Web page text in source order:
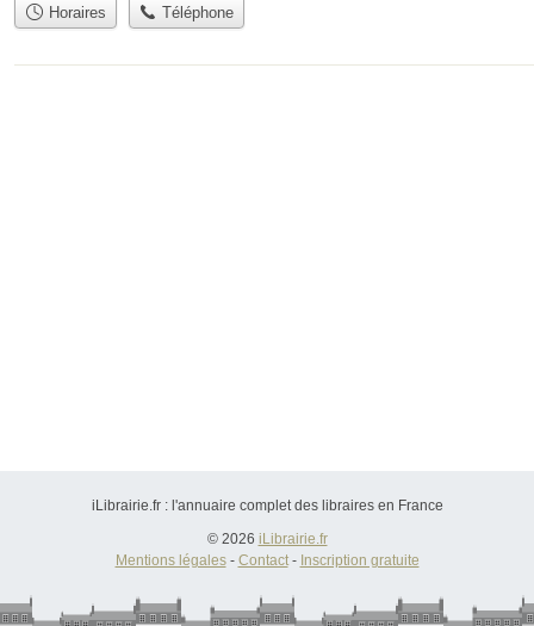
Horaires Téléphone
iLibrairie.fr : l'annuaire complet des libraires en France
© 2026 iLibrairie.fr
Mentions légales- Contact- Inscription gratuite